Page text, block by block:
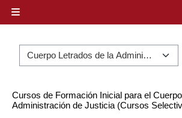
Cursos de Formación Inicial para el
Administración de Justicia (Cursos